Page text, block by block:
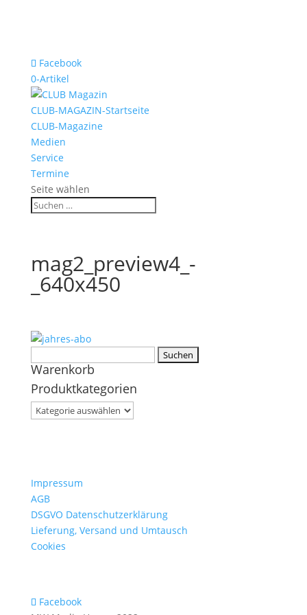
Facebook
0-Artikel
CLUB-MAGAZIN-Startseite
CLUB-Magazine
Medien
Service
Termine
Seite wählen
mag2_preview4_-
_640x450
nach:
Warenkorb
Produktkategorien
Impressum
AGB
DSGVO Datenschutzerklärung
Lieferung, Versand und Umtausch
Cookies
Facebook